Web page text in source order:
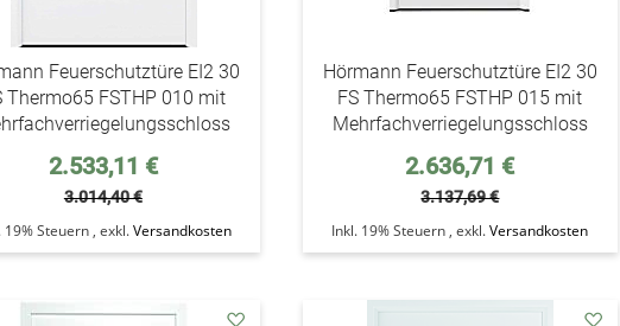
Feuerschutztüre EI2 30
Thermo65 FSTHP 010 mit
Sonderpreis
2.533,11 €
3.014,40 €
19% Steuern , exkl.Versandkosten
Hörmann Feuerschutztüre EI2 30
FS Thermo65 FSTHP 015 mit
Mehrfachverriegelungsschloss
Sonderpreis
2.636,71 €
3.137,69 €
Inkl. 19% Steuern ,exkl.Versandkosten